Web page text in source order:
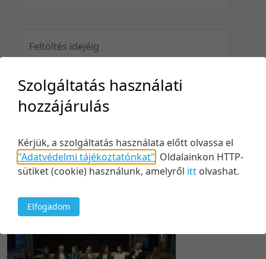
Feltöltés idejéig
Kezdés/felvétel dátuma szerint
Szolgáltatás használati
hozzájárulás
Kérjük, a szolgáltatás használata előtt olvassa el
"Adatvédelmi tájékoztatónkat" Oldalainkon HTTP-
sütiket (cookie) használunk, amelyről itt olvashat.
Elfogadom